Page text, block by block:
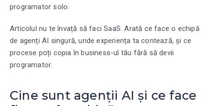
programator solo.
Articolul nu te învață să faci SaaS. Arată ce face o echipă
de agenți AI singură, unde experiența ta contează, și ce
procese poți copia în business-ul tău fără să devii
programator.
Cine sunt agenții AI și ce face